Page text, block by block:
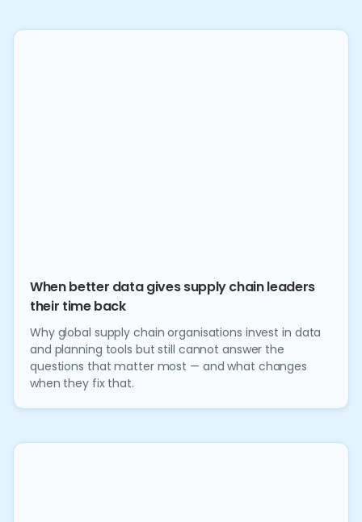
When better data gives supply chain leaders
their time back
Why global supply chain organisations invest in data
and planning tools but still cannot answer the
questions that matter most — and what changes
when they fix that.